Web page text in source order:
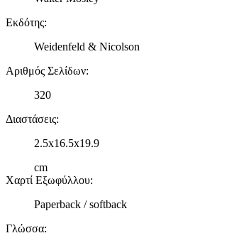
Εκδότης:
Weidenfeld & Nicolson
Αριθμός Σελίδων:
320
Διαστάσεις:
2.5x16.5x19.9
cm
Χαρτί Εξωφύλλου:
Paperback / softback
Γλώσσα: